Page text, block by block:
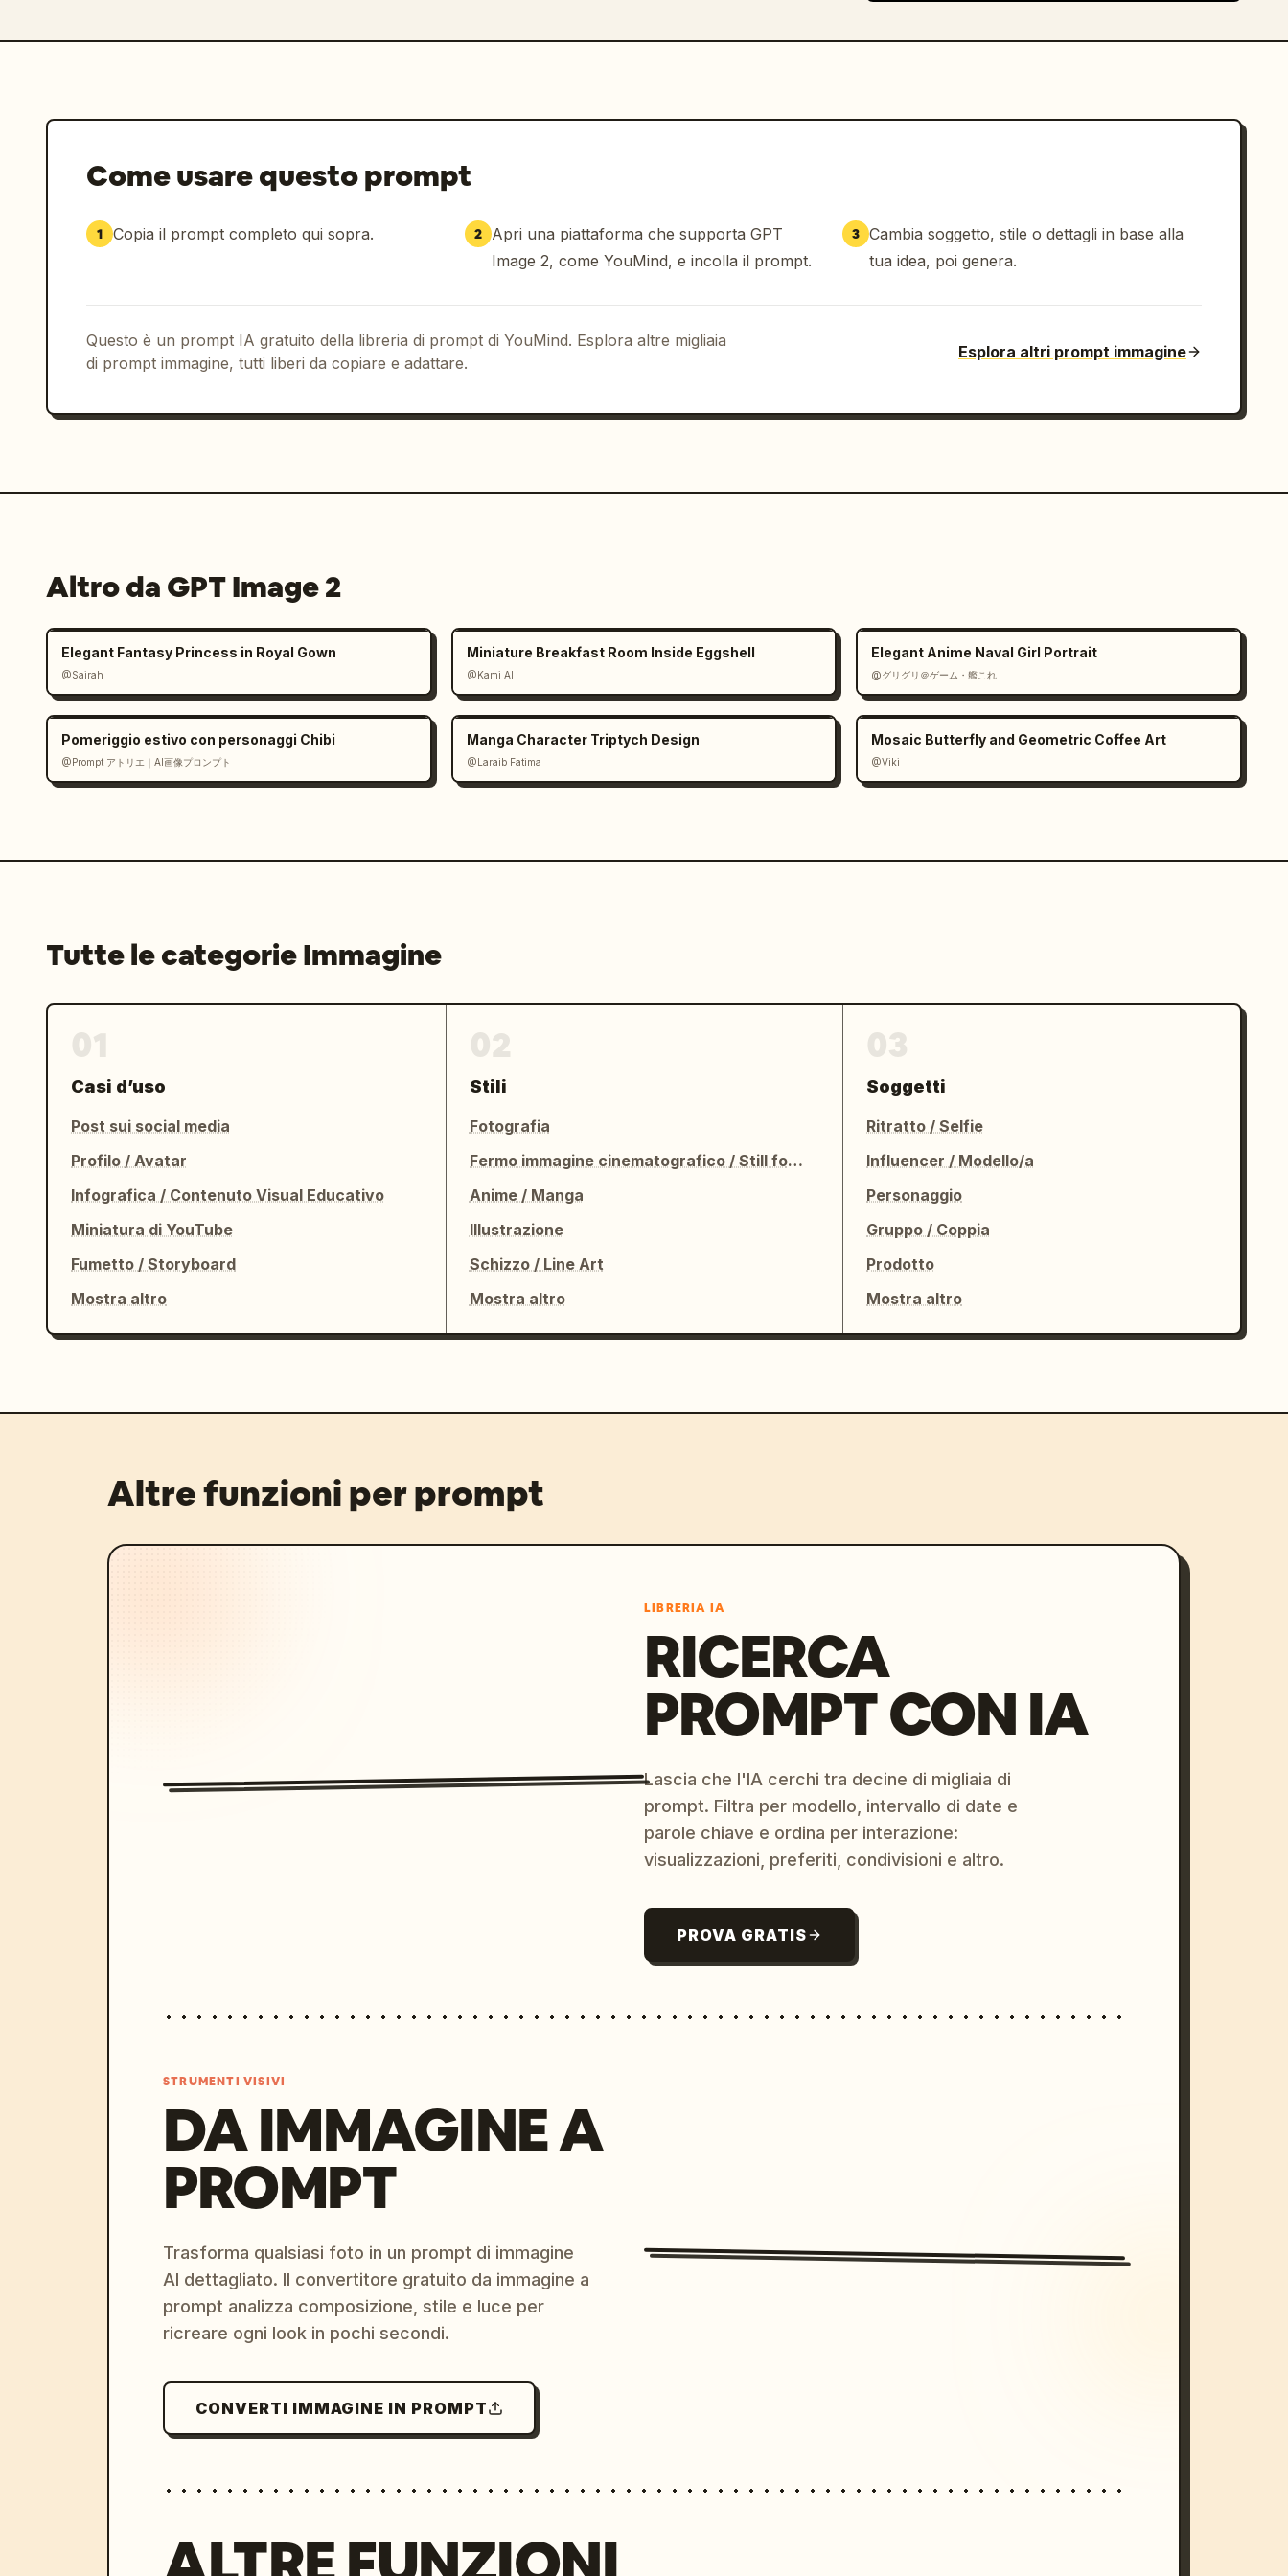
Come usare questo prompt
1 Copia il prompt completo qui sopra. 2 Apri una piattaforma che supporta GPT
Image 2, come YouMind, e incolla il prompt.
3 Cambia soggetto, stile o dettagli in base alla
tua idea, poi genera.
Questo è un prompt IA gratuito della libreria di prompt di YouMind. Esplora altre migliaia
di prompt immagine, tutti liberi da copiare e adattare.
Esplora altri prompt immagine
Altro da GPT Image 2
Elegant Fantasy Princess in Royal Gown
@Sairah
Miniature Breakfast Room Inside Eggshell
@Kami AI
Elegant Anime Naval Girl Portrait
@グリグリ＠ゲーム・艦これ
Pomeriggio estivo con personaggi Chibi
@Prompt アトリエ｜AI画像プロンプト
Manga Character Triptych Design
@Laraib Fatima‎
Mosaic Butterfly and Geometric Coffee Art
@Viki
Tutte le categorie Immagine
Casi d’uso
Post sui social media
Profilo / Avatar
Infografica / Contenuto Visual Educativo
Miniatura di YouTube
Fumetto / Storyboard
Mostra altro
Stili
Fotografia
Fermo immagine cinematografico / Still fotografico
Anime / Manga
Illustrazione
Schizzo / Line Art
Mostra altro
Soggetti
Ritratto / Selfie
Influencer / Modello/a
Personaggio
Gruppo / Coppia
Prodotto
Mostra altro
Altre funzioni per prompt
LIBRERIA IA
RICERCA
PROMPT CON IA
Lascia che l'IA cerchi tra decine di migliaia di
prompt. Filtra per modello, intervallo di date e
parole chiave e ordina per interazione:
visualizzazioni, preferiti, condivisioni e altro.
PROVA GRATIS
STRUMENTI VISIVI
DA IMMAGINE A
PROMPT
Trasforma qualsiasi foto in un prompt di immagine
AI dettagliato. Il convertitore gratuito da immagine a
prompt analizza composizione, stile e luce per
ricreare ogni look in pochi secondi.
CONVERTI IMMAGINE IN PROMPT